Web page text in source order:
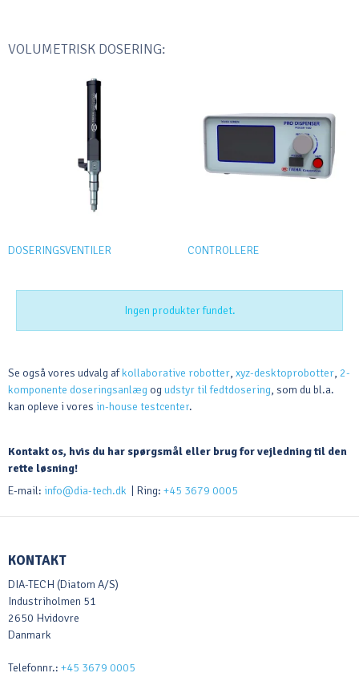
VOLUMETRISK DOSERING:
DOSERINGSVENTILER CONTROLLERE
Ingen produkter fundet.
Se også vores udvalg afkollaborative robotter, xyz-desktoprobotter, 2-
komponente doseringsanlæg ogudstyr til fedtdosering, som du bl.a.
kan opleve i vores in-house testcenter.
Kontakt os, hvis du har spørgsmål eller brug for vejledning til den
rette løsning!
E-mail: info@dia-tech.dk | Ring: +45 3679 0005
KONTAKT
DIA-TECH (Diatom A/S)
Industriholmen 51
2650 Hvidovre
Danmark
Telefonnr.: +45 3679 0005